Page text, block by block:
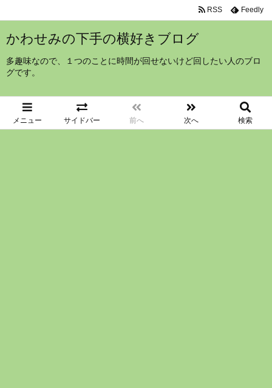
かわせみの下手の横好きブログ
多趣味なので、１つのことに時間が回せないけど回したい人のブロ
グです。
メニュー サイドバー 前へ 次へ 検索
RSS Feedly